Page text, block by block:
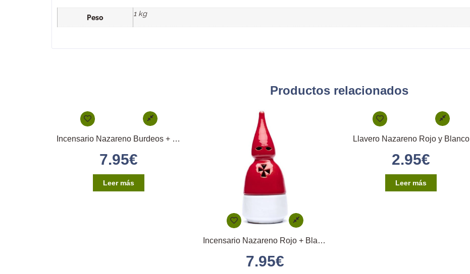
Peso 1 kg
Productos relacionados
Incensario Nazareno Burdeos + Blanco
7.95€
Leer más
Incensario Nazareno Rojo + Blanco
7.95€
Llavero Nazareno Rojo y Blanco
2.95€
Leer más